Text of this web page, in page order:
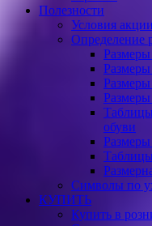
Полезности
Условия
Определение
Таблицы
обуви
Размеры
Таблицы
Символы по
КУПИТЬ
Купить в